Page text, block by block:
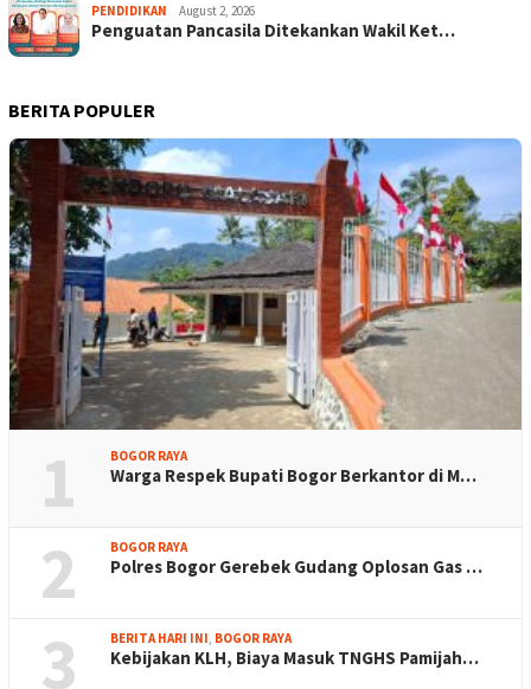
PENDIDIKAN August 2, 2026
Penguatan Pancasila Ditekankan Wakil Ket…
BERITA POPULER
1 BOGOR RAYA
Warga Respek Bupati Bogor Berkantor di M…
2 BOGOR RAYA
Polres Bogor Gerebek Gudang Oplosan Gas …
3 BERITA HARI INI BOGOR RAYA
Kebijakan KLH, Biaya Masuk TNGHS Pamijah…